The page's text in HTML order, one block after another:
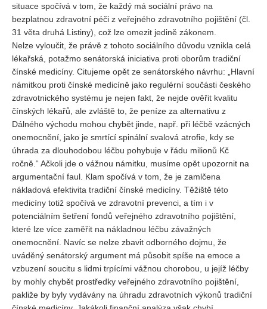
situace spočívá v tom, že každý má sociální právo na
bezplatnou zdravotní péči z veřejného zdravotního pojištění (čl.
31 věta druhá Listiny), což lze omezit jedině zákonem.
Nelze vyloučit, že právě z tohoto sociálního důvodu vznikla celá
lékařská, potažmo senátorská iniciativa proti oborům tradiční
čínské medicíny. Citujeme opět ze senátorského návrhu: „Hlavní
námitkou proti čínské medicíně jako regulérní součásti českého
zdravotnického systému je nejen fakt, že nejde ověřit kvalitu
čínských lékařů, ale zvláště to, že peníze za alternativu z
Dálného východu mohou chybět jinde, např. při léčbě vzácných
onemocnění, jako je smrtící spinální svalová atrofie, kdy se
úhrada za dlouhodobou léčbu pohybuje v řádu milionů Kč
ročně.“ Ačkoli jde o vážnou námitku, musíme opět upozornit na
argumentační faul. Klam spočívá v tom, že je zamlčena
nákladová efektivita tradiční čínské medicíny. Těžiště této
medicíny totiž spočívá ve zdravotní prevenci, a tím i v
potenciálním šetření fondů veřejného zdravotního pojištění,
které lze více zaměřit na nákladnou léčbu závažných
onemocnění. Navíc se nelze zbavit odborného dojmu, že
uváděný senátorský argument má působit spíše na emoce a
vzbuzení soucitu s lidmi trpícími vážnou chorobou, u jejíž léčby
by mohly chybět prostředky veřejného zdravotního pojištění,
pakliže by byly vydávány na úhradu zdravotních výkonů tradiční